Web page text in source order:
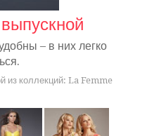
– в них легко
из коллекций: La Femme